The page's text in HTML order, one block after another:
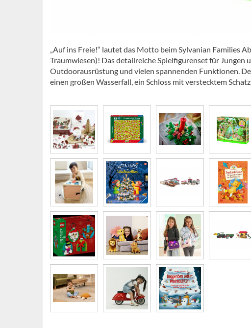
„Auf ins Freie!“ lautet das Motto beim Sylvanian Families
Traumwiesen)! Das detailreiche Spielfigurenset für Jungen
Outdoorausrüstung und vielen spannenden Funktionen.
einen großen Wasserfall, ein Schloss mit verstecktem